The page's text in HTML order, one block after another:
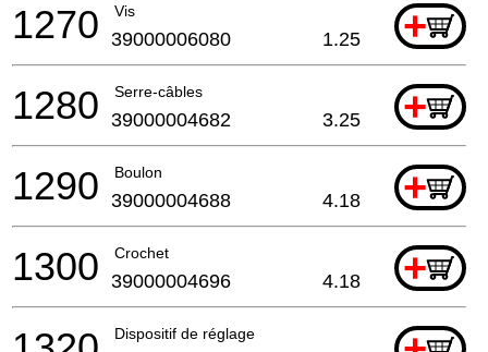
Vis +
1270 39000006080 1.25
Serre-câbles +
1280 39000004682 3.25
Boulon +
1290 39000004688 4.18
Crochet +
1300 39000004696 4.18
Dispositif de réglage